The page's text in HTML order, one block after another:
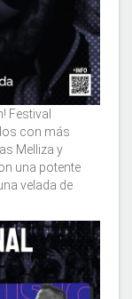
Festival
con más
Melliza y
una potente
velada de